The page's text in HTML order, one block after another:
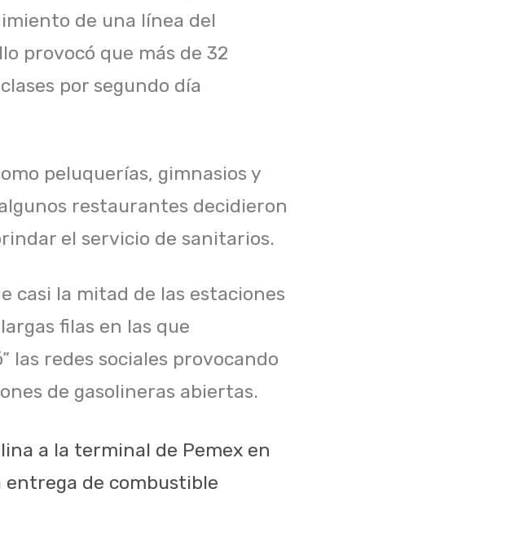
de una línea del
provocó que más de 32
por segundo día
peluquerías, gimnasios y
restaurantes decidieron
el servicio de sanitarios.
casi la mitad de las estaciones
filas en las que
las redes sociales provocando
de gasolineras abiertas.
a la terminal de Pemex en
de combustible